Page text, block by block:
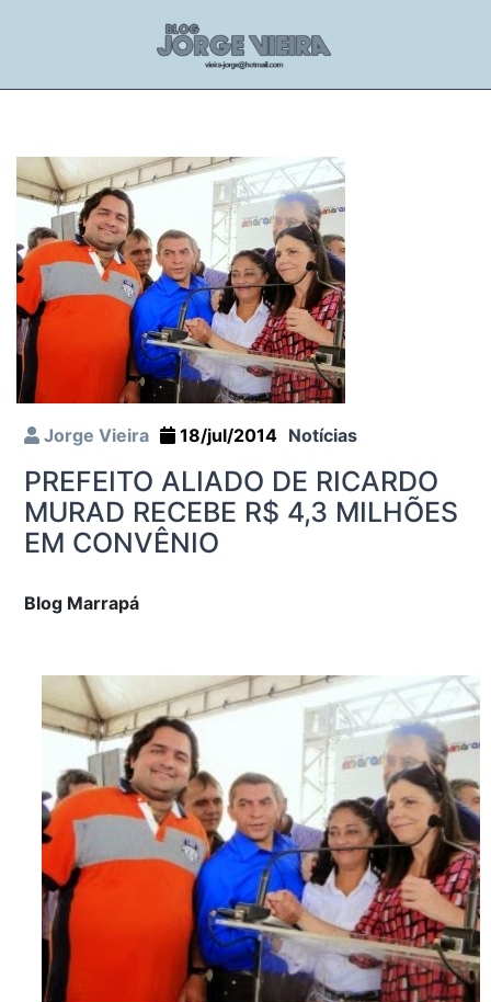
Jorge Vieira 18/jul/2014 Notícias
PREFEITO ALIADO DE RICARDO
MURAD RECEBE R$ 4,3 MILHÕES
EM CONVÊNIO
Blog Marrapá